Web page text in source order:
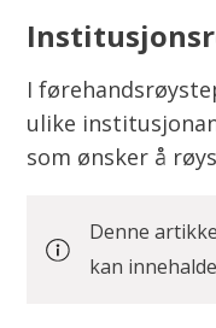
I
ulike
som ønsker å
Denne
kan